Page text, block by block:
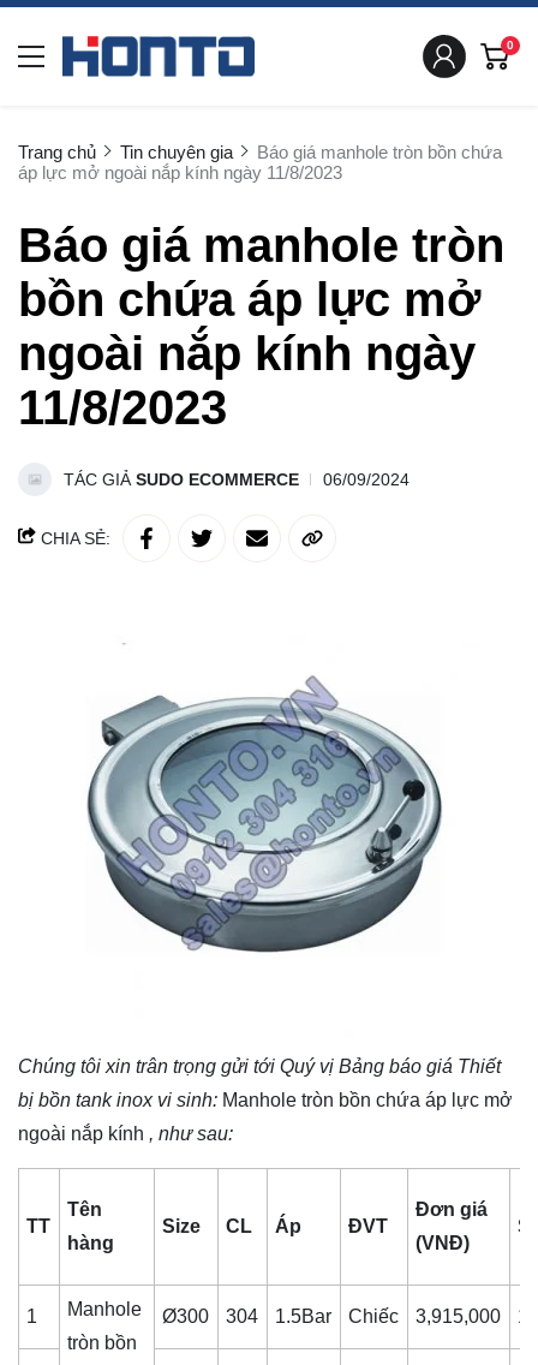
0
Trang chủ Tin chuyên gia
Báo giá manhole tròn bồn chứa
áp lực mở ngoài nắp kính ngày 11/8/2023
Báo giá manhole tròn
bồn chứa áp lực mở
ngoài nắp kính ngày
11/8/2023
TÁC GIẢ SUDO ECOMMERCE 06/09/2024
CHIA SẺ:
Chúng tôi xin trân trọng gửi tới Quý vị Bảng báo giá Thiết
bị bồn tank inox vi sinh: Manhole tròn bồn chứa áp lực mở
ngoài nắp kính , như sau:
TT
Tên
hàng
Size CL Áp ĐVT
Đơn giá
(VNĐ)
1
Manhole
tròn bồn
Ø300 304 1.5Bar Chiếc 3,915,000 1